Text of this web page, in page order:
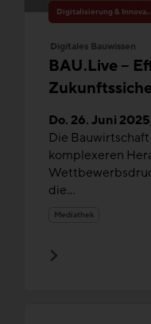
Digitalisierung & Innovation
Digitales Bauwissen
BAU.Live –
ERP-
Bauwirtschaft
Do. 26. Juni
Die
komplexeren
die...
Mediathek